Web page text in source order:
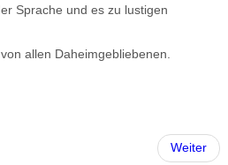
Sprache und es zu lustigen
allen Daheimgebliebenen.
Weiter